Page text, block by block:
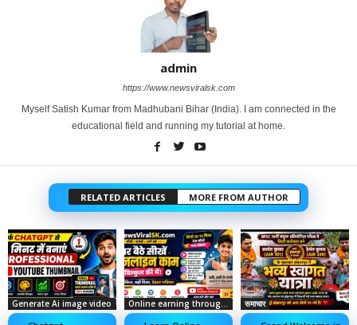
admin
https://www.newsviralsk.com
Myself Satish Kumar from Madhubani Bihar (India). I am connected in the
educational field and running my tutorial at home.
RELATED ARTICLES MORE FROM AUTHOR
Generate Ai image video Online earning through social media समाचार